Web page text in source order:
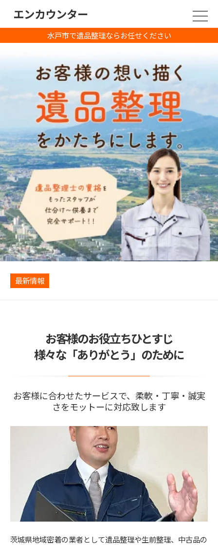
水戸市で遺品整理ならお任せください
エンカウンター
最新情報
お客様のお役立ちひとすじ
様々な「ありがとう」のために
お客様に合わせたサービスで、柔軟・丁寧・誠実
さをモットーに対応致します
茨城県地域密着の業者として遺品整理や生前整理、中古品の